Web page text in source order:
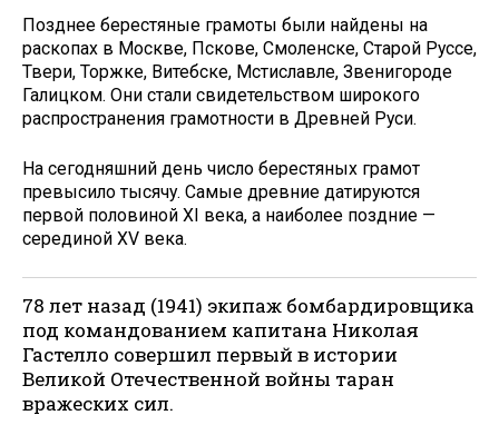
Позднее берестяные грамоты были найдены на
раскопах в Москве, Пскове, Смоленске, Старой Руссе,
Твери, Торжке, Витебске, Мстиславле, Звенигороде
Галицком. Они стали свидетельством широкого
распространения грамотности в Древней Руси.
На сегодняшний день число берестяных грамот
превысило тысячу. Самые древние датируются
первой половиной XI века, а наиболее поздние —
серединой XV века.
78 лет назад (1941) экипаж бомбардировщика
под командованием капитана Николая
Гастелло совершил первый в истории
Великой Отечественной войны таран
вражеских сил.